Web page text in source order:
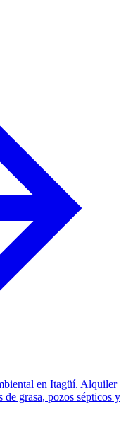
en Itagüí. Alquiler
de grasa, pozos sépticos y